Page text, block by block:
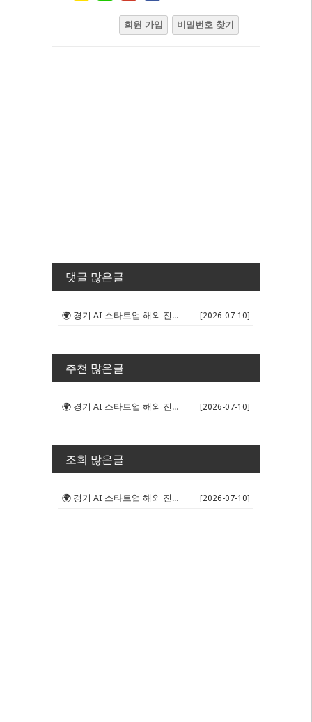
회원 가입 비밀번호 찾기
댓글 많은글
🌍 경기 AI 스타트업 해외 진출 판... [2026-07-10]
추천 많은글
🌍 경기 AI 스타트업 해외 진출 판... [2026-07-10]
조회 많은글
🌍 경기 AI 스타트업 해외 진출 판... [2026-07-10]